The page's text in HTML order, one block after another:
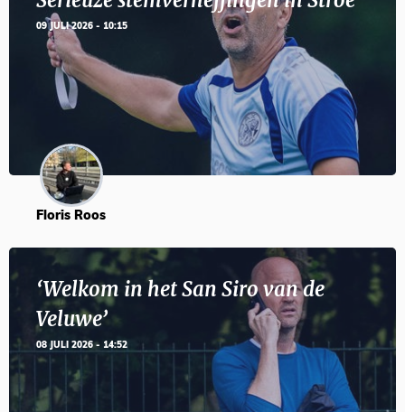
09 JULI 2026 - 10:15
Floris Roos
‘Welkom in het San Siro van de
Veluwe’
08 JULI 2026 - 14:52